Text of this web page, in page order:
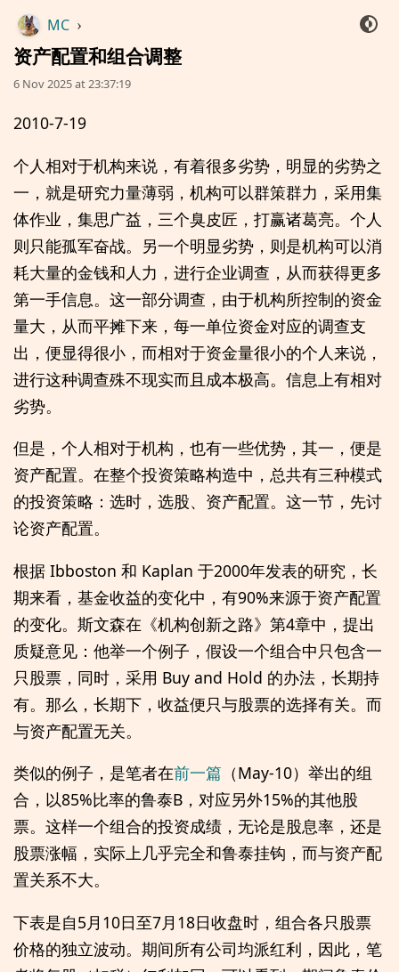
MC ›
资产配置和组合调整
6 Nov 2025 at 23:37:19
2010-7-19
个人相对于机构来说，有着很多劣势，明显的劣势之
一，就是研究力量薄弱，机构可以群策群力，采用集
体作业，集思广益，三个臭皮匠，打赢诸葛亮。个人
则只能孤军奋战。另一个明显劣势，则是机构可以消
耗大量的金钱和人力，进行企业调查，从而获得更多
第一手信息。这一部分调查，由于机构所控制的资金
量大，从而平摊下来，每一单位资金对应的调查支
出，便显得很小，而相对于资金量很小的个人来说，
进行这种调查殊不现实而且成本极高。信息上有相对
劣势。
但是，个人相对于机构，也有一些优势，其一，便是
资产配置。在整个投资策略构造中，总共有三种模式
的投资策略：选时，选股、资产配置。这一节，先讨
论资产配置。
根据 Ibboston 和 Kaplan 于2000年发表的研究，长
期来看，基金收益的变化中，有90%来源于资产配置
的变化。斯文森在《机构创新之路》第4章中，提出
质疑意见：他举一个例子，假设一个组合中只包含一
只股票，同时，采用 Buy and Hold 的办法，长期持
有。那么，长期下，收益便只与股票的选择有关。而
与资产配置无关。
类似的例子，是笔者在前一篇 （May-10）举出的组
合，以85%比率的鲁泰B，对应另外15%的其他股
票。这样一个组合的投资成绩，无论是股息率，还是
股票涨幅，实际上几乎完全和鲁泰挂钩，而与资产配
置关系不大。
下表是自5月10日至7月18日收盘时，组合各只股票
价格的独立波动。期间所有公司均派红利，因此，笔